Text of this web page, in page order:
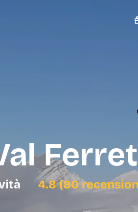
Regala una Gift Card
Ferret
4.8 (80